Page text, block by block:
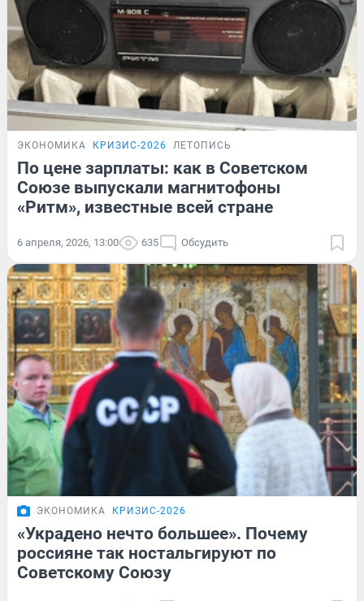
ЭКОНОМИКА КРИЗИС-2026 ЛЕТОПИСЬ
По цене зарплаты: как в Советском
Союзе выпускали магнитофоны
«Ритм», известные всей стране
6 апреля, 2026, 13:00 635 Обсудить
ЭКОНОМИКА КРИЗИС-2026
«Украдено нечто большее». Почему
россияне так ностальгируют по
Советскому Союзу